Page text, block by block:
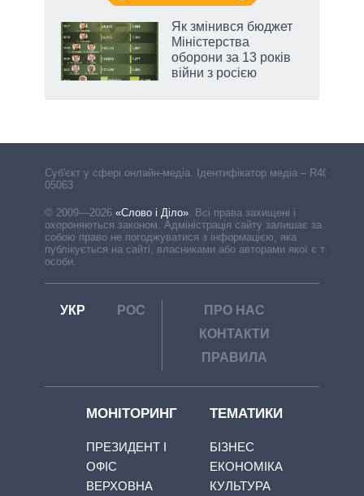
Як змінився бюджет
Міністерства
оборони за 13 років
війни з росією
Cуб'єкт у сфері онлайн-медіа. Ідентифікатор медіа – R40-
05063
© 2009—2026 «Слово і Діло». Всі права захищені і
охороняються законом. Адміністрація сайту залишає за
собою право не погоджуватися з інформацією, яка
публікується на сайті, власниками або авторами якої є треті
особи.
УКР РОС
ПРО НАС
КОНТАКТИ
ПРАВИЛА
МОНІТОРИНГ
ПРЕЗИДЕНТ І
ОФІС
ВЕРХОВНА
ТЕМАТИКИ
БІЗНЕС
ЕКОНОМІКА
КУЛЬТУРА